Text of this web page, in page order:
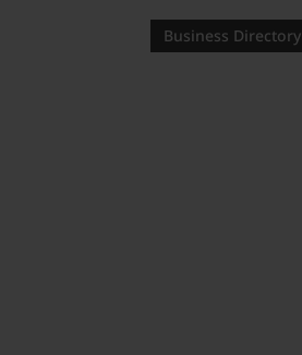
Business Directory